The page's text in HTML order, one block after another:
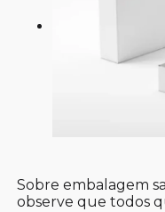
Sobre embalagem
observe que todos